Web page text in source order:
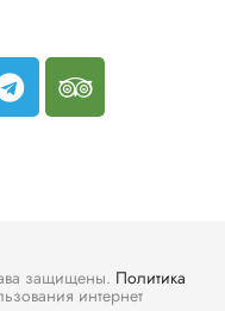
защищены. Политика
интернет